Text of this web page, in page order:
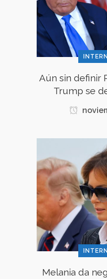
Aún sin definir
Trump se
Melania da